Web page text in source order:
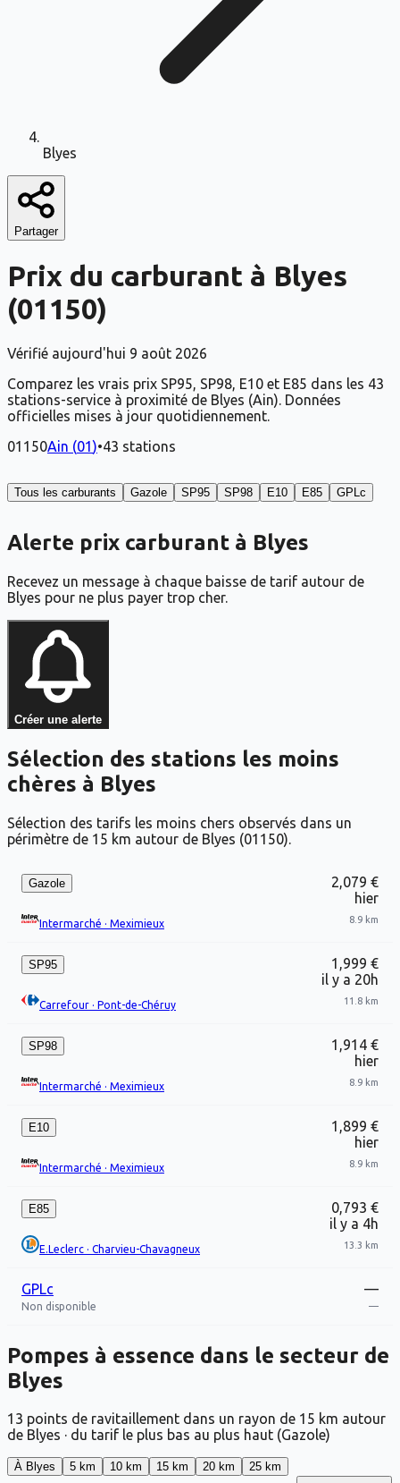
Blyes
Partager
Prix du carburant à Blyes
(01150)
Vérifié aujourd'hui 9 août 2026
Comparez les vrais prix SP95, SP98, E10 et E85 dans les 43
stations-service à proximité de Blyes (Ain). Données
officielles mises à jour quotidiennement.
01150Ain (01)•43 stations
Tous les carburants Gazole SP95 SP98 E10 E85 GPLc
Alerte prix carburant à Blyes
Recevez un message à chaque baisse de tarif autour de
Blyes pour ne plus payer trop cher.
Créer une alerte
Sélection des stations les moins
chères à Blyes
Sélection des tarifs les moins chers observés dans un
périmètre de 15 km autour de Blyes (01150).
Gazole
2,079 €
hier
Intermarché · Meximieux 8.9 km
SP95
1,999 €
il y a 20h
Carrefour · Pont-de-Chéruy 11.8 km
SP98
1,914 €
hier
Intermarché · Meximieux 8.9 km
E10
1,899 €
hier
Intermarché · Meximieux 8.9 km
E85
0,793 €
il y a 4h
E.Leclerc · Charvieu-Chavagneux 13.3 km
GPLc —
Non disponible —
Pompes à essence dans le secteur de
Blyes
13 points de ravitaillement dans un rayon de 15 km autour
de Blyes · du tarif le plus bas au plus haut (Gazole)
À Blyes 5 km 10 km 15 km 20 km 25 km